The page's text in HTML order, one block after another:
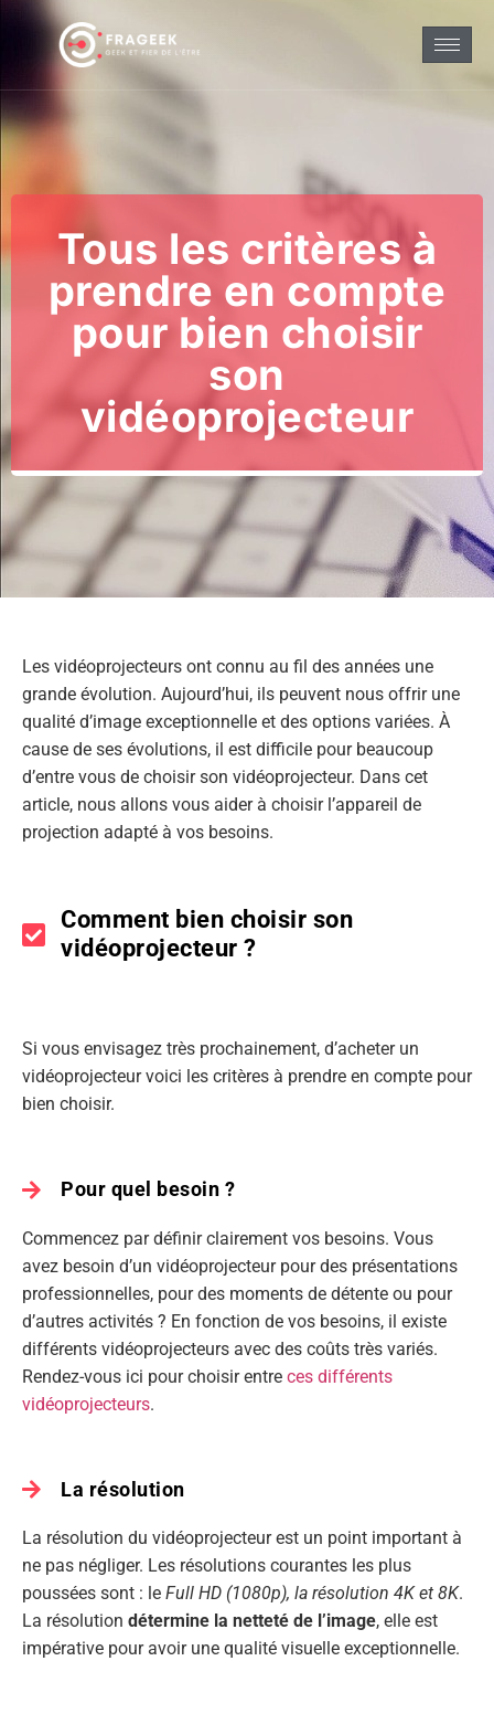
Tous les critères à
prendre en compte
pour bien choisir
son
vidéoprojecteur
Les vidéoprojecteurs ont connu au fil des années une
grande évolution. Aujourd’hui, ils peuvent nous offrir une
qualité d’image exceptionnelle et des options variées. À
cause de ses évolutions, il est difficile pour beaucoup
d’entre vous de choisir son vidéoprojecteur. Dans cet
article, nous allons vous aider à choisir l’appareil de
projection adapté à vos besoins.
Comment bien choisir son
vidéoprojecteur ?
Si vous envisagez très prochainement, d’acheter un
vidéoprojecteur voici les critères à prendre en compte pour
bien choisir.
Pour quel besoin ?
Commencez par définir clairement vos besoins. Vous
avez besoin d’un vidéoprojecteur pour des présentations
professionnelles, pour des moments de détente ou pour
d’autres activités ? En fonction de vos besoins, il existe
différents vidéoprojecteurs avec des coûts très variés.
Rendez-vous ici pour choisir entre ces différents
vidéoprojecteurs.
La résolution
La résolution du vidéoprojecteur est un point important à
ne pas négliger. Les résolutions courantes les plus
poussées sont : le Full HD (1080p), la résolution 4K et 8K.
La résolution détermine la netteté de l’image, elle est
impérative pour avoir une qualité visuelle exceptionnelle.